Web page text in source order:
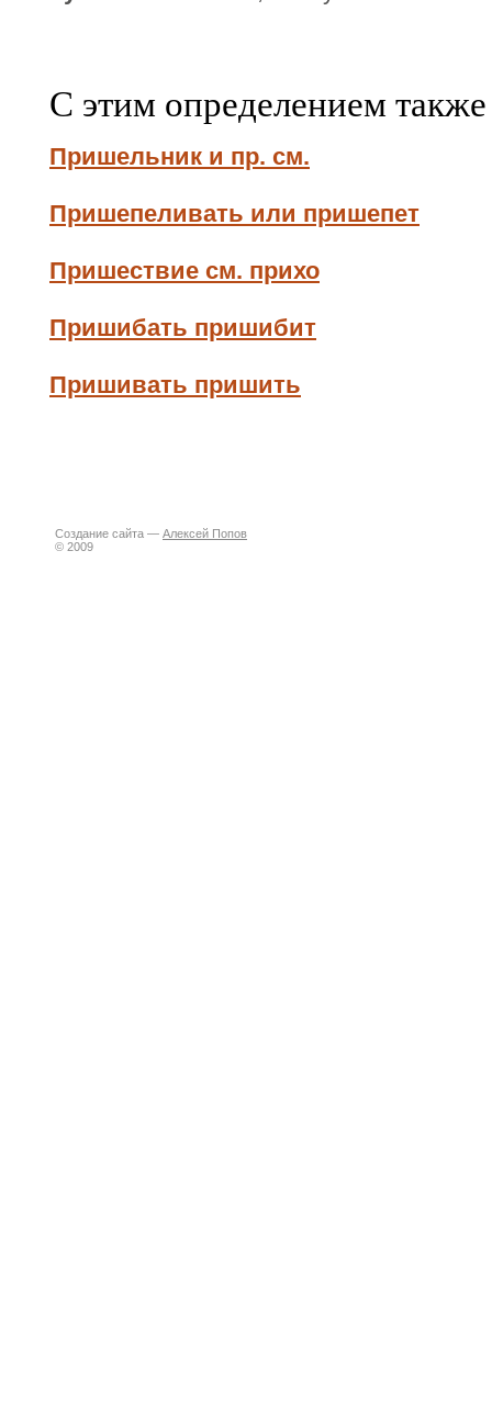
С этим определением
Пришельник и пр. см.
Пришепеливать или пришепет
Пришествие см. прихо
Пришибать пришибит
Пришивать пришить
Создание сайта — Алексей Попов
© 2009